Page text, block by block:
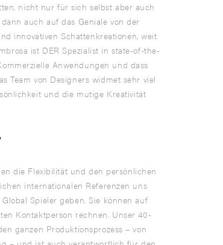
nicht nur für sich selbst aber auch
auch auf das Geniale von der
innovativen Schattenkreationen, weit
ist DER Spezialist in state-of-the-
Anwendungen und dass
Team von Designers widmet sehr viel
und die mutige Kreativität
die Flexibilität und den persönlichen
internationalen Referenzen uns
Spieler geben. Sie können auf
Kontaktperson rechnen. Unser 40-
ganzen Produktionsprozess – von